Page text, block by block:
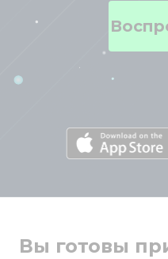
Вы готовы